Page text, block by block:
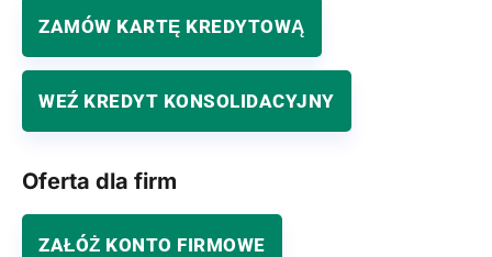
ZAMÓW KARTĘ KREDYTOWĄ
WEŹ KREDYT KONSOLIDACYJNY
Oferta dla firm
ZAŁÓŻ KONTO FIRMOWE